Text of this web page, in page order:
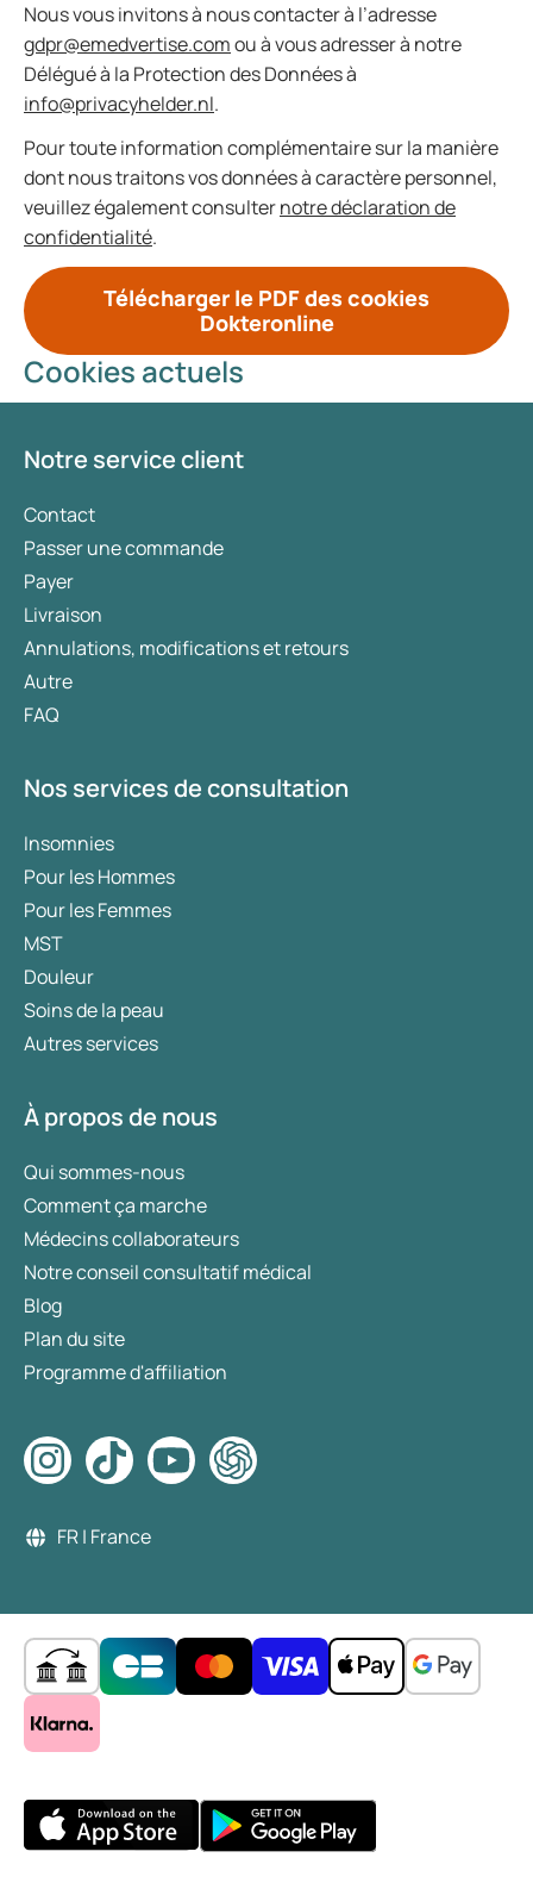
Nous vous invitons à nous contacter à l’adresse
gdpr@emedvertise.comou à vous adresser à notre
Délégué à la Protection des Données à
info@privacyhelder.nl.
Pour toute information complémentaire sur la manière
dont nous traitons vos données à caractère personnel,
veuillez également consulternotre déclaration de
confidentialité.
Télécharger le PDF des cookies
Dokteronline
Cookies actuels
Notre service client
Contact
Passer une commande
Payer
Livraison
Annulations, modifications et retours
Autre
FAQ
Nos services de consultation
Insomnies
Pour les Hommes
Pour les Femmes
MST
Douleur
Soins de la peau
Autres services
À propos de nous
Qui sommes-nous
Comment ça marche
Médecins collaborateurs
Notre conseil consultatif médical
Blog
Plan du site
Programme d'affiliation
FR | France